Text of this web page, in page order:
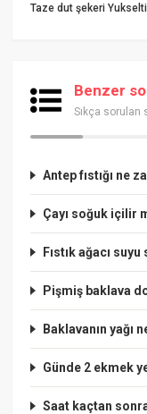
Taze dut şekeri
Benzer
Sıkça sorulan
Antep fıstığı ne
Çayı soğuk içilir
Fıstık ağacı
Pişmiş baklava
Baklavanın yağı
Günde 2 ekmek
Saat kaçtan